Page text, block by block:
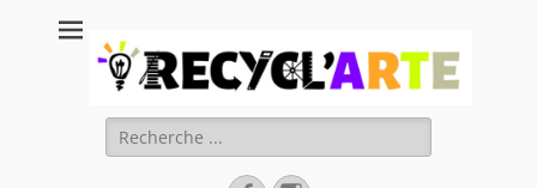
Recycl'Arte, faire
soi-même et
réduire les
déchets
Rechercher :